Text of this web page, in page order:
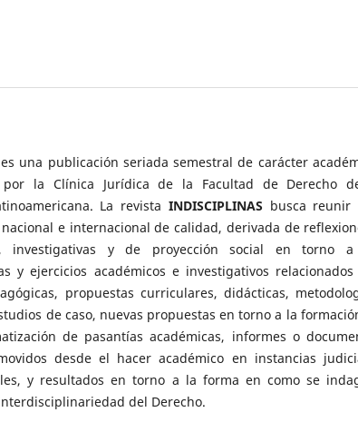
es una publicación seriada semestral de carácter
por la Clínica Jurídica de la Facultad de Derecho
La revista INDISCIPLINAS busca reunir
e internacional de calidad, derivada de
investigativas y de proyección social en torno
y ejercicios académicos e investigativos relacionados
propuestas curriculares, didácticas,
de caso, nuevas propuestas en torno a la
de pasantías académicas, informes o
desde el hacer académico en instancias
y resultados en torno a la forma en como se
del Derecho.